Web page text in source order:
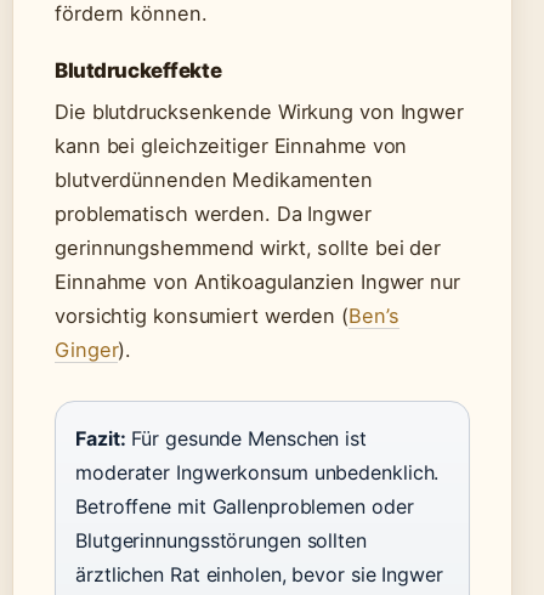
fördern können.
Blutdruckeffekte
Die blutdrucksenkende Wirkung von Ingwer
kann bei gleichzeitiger Einnahme von
blutverdünnenden Medikamenten
problematisch werden. Da Ingwer
gerinnungshemmend wirkt, sollte bei der
Einnahme von Antikoagulanzien Ingwer nur
vorsichtig konsumiert werden (Ben’s
Ginger).
Fazit: Für gesunde Menschen ist
moderater Ingwerkonsum unbedenklich.
Betroffene mit Gallenproblemen oder
Blutgerinnungsstörungen sollten
ärztlichen Rat einholen, bevor sie Ingwer